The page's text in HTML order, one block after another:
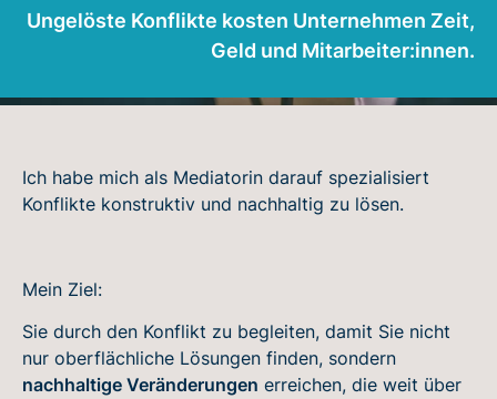
Ungelöste Konflikte kosten Unternehmen Zeit,
Geld und Mitarbeiter:innen.
Ich habe mich als Mediatorin darauf spezialisiert
Konflikte konstruktiv und nachhaltig zu lösen.
Mein Ziel:
Sie durch den Konflikt zu begleiten, damit Sie nicht
nur oberflächliche Lösungen finden, sondern
nachhaltige Veränderungen erreichen, die weit über